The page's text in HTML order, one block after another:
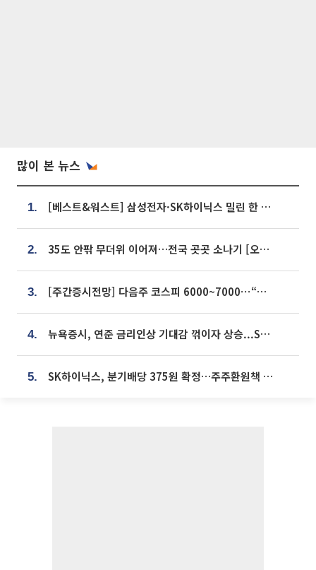
많이 본 뉴스
1. [베스트&워스트] 삼성전자·SK하이닉스 밀린 한 주…상상인증권은 85% 급등
2. 35도 안팎 무더위 이어져…전국 곳곳 소나기 [오늘 날씨]
3. [주간증시전망] 다음주 코스피 6000~7000⋯“外人 수급은 정책이 변수”
4. 뉴욕증시, 연준 금리인상 기대감 꺾이자 상승...S&P500 사상 최고치 [종합]
5. SK하이닉스, 분기배당 375원 확정…주주환원책 9월로 앞당겨 발표